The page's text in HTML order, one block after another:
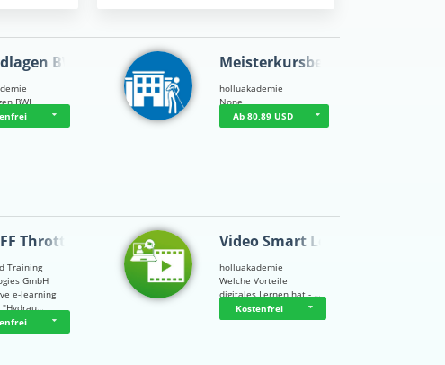
BWL
BWL
Meisterkursbegl…
holluakademie
None
Ab 80,89 USD
Throttle…
Training
GmbH
e-learning
"Hydrau…
Video Smart Lea…
holluakademie
Welche Vorteile
digitales Lernen hat - …
Kostenfrei